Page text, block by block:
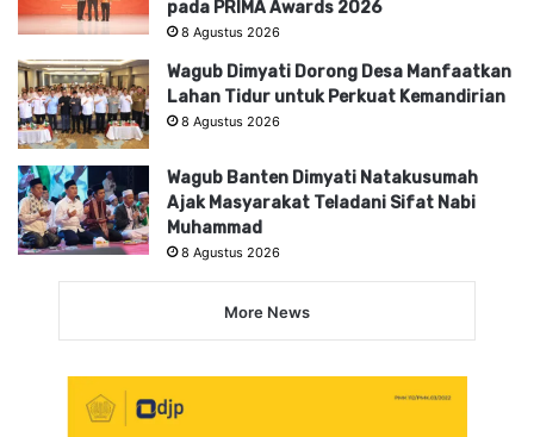
pada PRIMA Awards 2026
8 Agustus 2026
Wagub Dimyati Dorong Desa Manfaatkan
Lahan Tidur untuk Perkuat Kemandirian
8 Agustus 2026
Wagub Banten Dimyati Natakusumah
Ajak Masyarakat Teladani Sifat Nabi
Muhammad
8 Agustus 2026
More News